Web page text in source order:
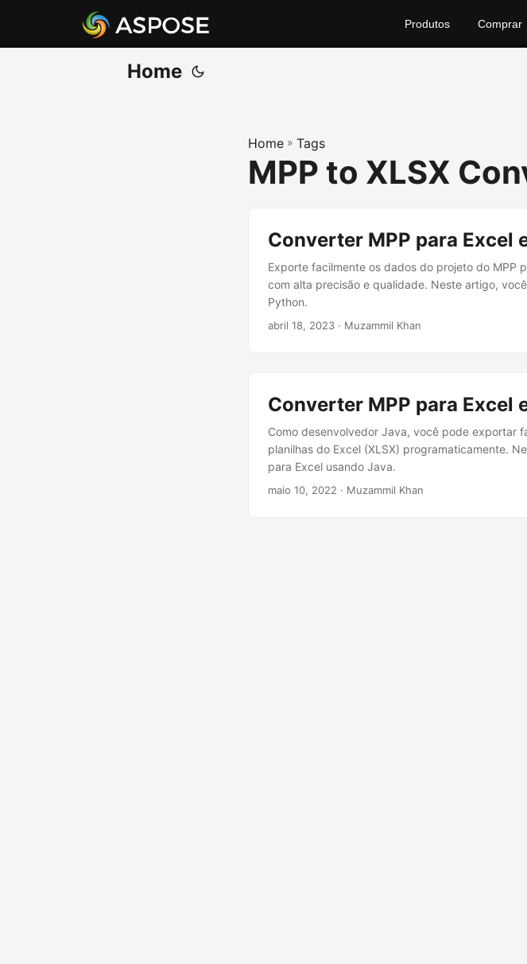
Produtos Comprar
Home
Home » Tags
MPP to XLSX
Converter MPP para Excel
Exporte facilmente os dados do projeto do MPP
com alta precisão e qualidade. Neste artigo,
Python.
abril 18, 2023 · Muzammil Khan
Converter MPP para Excel
Como desenvolvedor Java, você pode exportar
planilhas do Excel (XLSX) programaticamente.
para Excel usando Java.
maio 10, 2022 · Muzammil Khan